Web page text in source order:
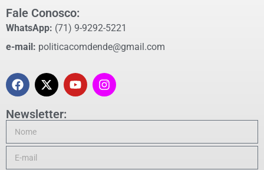
Fale Conosco:
WhatsApp: (71) 9-9292-5221
e-mail: politicacomdende@gmail.com
Newsletter: